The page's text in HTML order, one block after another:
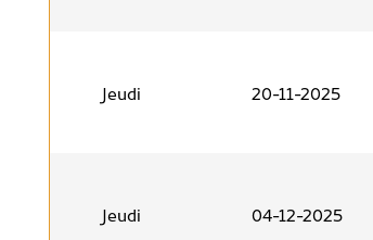
Jeudi 20-11-2025
Jeudi 04-12-2025